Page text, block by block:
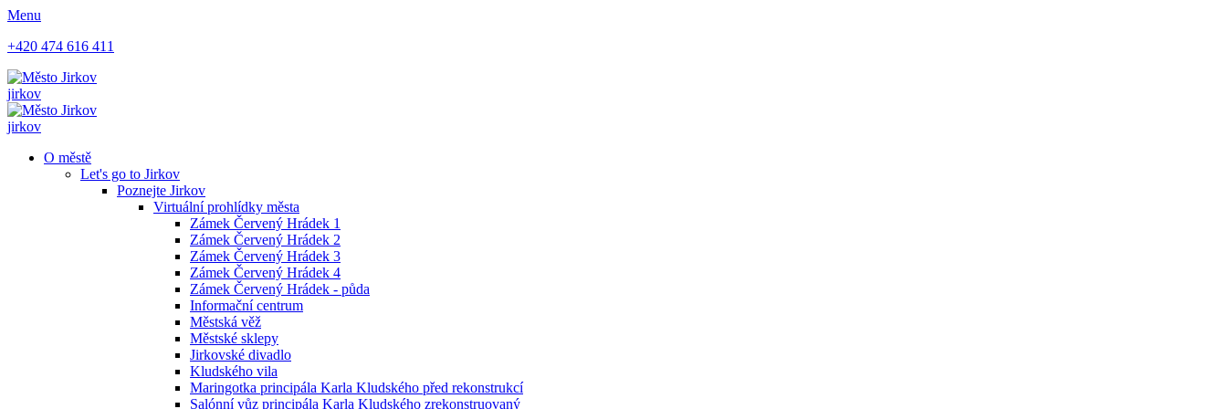
Menu
+420 474 616 411
jirkov
jirkov
O městě
Let's go to Jirkov
Poznejte Jirkov
Virtuální prohlídky města
Zámek Červený Hrádek 1
Zámek Červený Hrádek 2
Zámek Červený Hrádek 3
Zámek Červený Hrádek 4
Zámek Červený Hrádek - půda
Informační centrum
Městská věž
Městské sklepy
Jirkovské divadlo
Kludského vila
Maringotka principála Karla Kludského před rekonstrukcí
Salónní vůz principála Karla Kludského zrekonstruovaný